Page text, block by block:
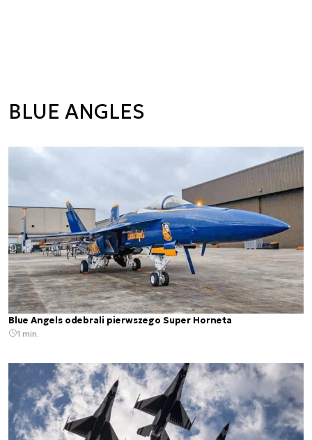
BLUE ANGLES
Blue Angels odebrali pierwszego Super Horneta
1 min.